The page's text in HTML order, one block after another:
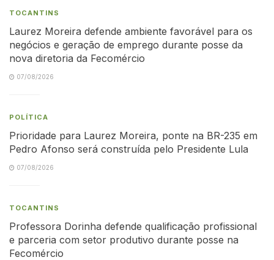
TOCANTINS
Laurez Moreira defende ambiente favorável para os
negócios e geração de emprego durante posse da
nova diretoria da Fecomércio
07/08/2026
POLÍTICA
Prioridade para Laurez Moreira, ponte na BR-235 em
Pedro Afonso será construída pelo Presidente Lula
07/08/2026
TOCANTINS
Professora Dorinha defende qualificação profissional
e parceria com setor produtivo durante posse na
Fecomércio